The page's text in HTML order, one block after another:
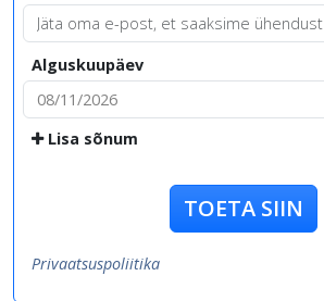
Alguskuupäev
Lisa sõnum
TOETA SIIN
Privaatsuspoliitika